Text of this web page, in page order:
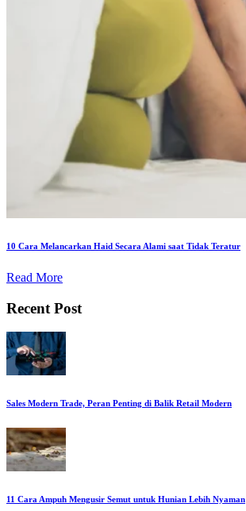
10 Cara Melancarkan Haid Secara Alami saat Tidak Teratur
Read More
Recent Post
Sales Modern Trade, Peran Penting di Balik Retail Modern
11 Cara Ampuh Mengusir Semut untuk Hunian Lebih Nyaman